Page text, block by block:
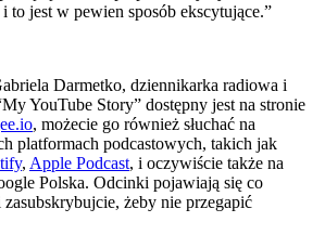
to jest w pewien sposób ekscytujące.”
Darmetko, dziennikarka radiowa i
YouTube Story” dostępny jest na stronie
, możecie go również słuchać na
platformach podcastowych, takich jak
, Apple Podcast, i oczywiście także na
Polska. Odcinki pojawiają się co
zasubskrybujcie, żeby nie przegapić